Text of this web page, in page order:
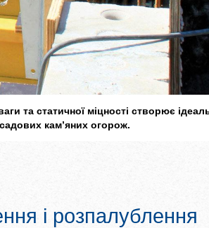
та статичної міцності створює
кам’яних огорож.
і розпалублення